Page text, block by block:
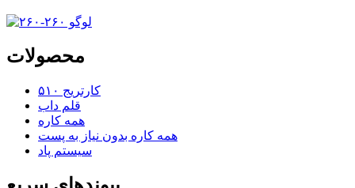
محصولات
کارتریج ۵۱۰
قلم داب
همه کاره
همه کاره بدون نیاز به پست
سیستم پاد